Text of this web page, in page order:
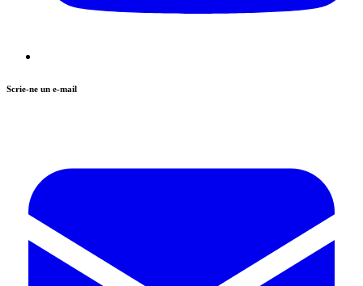
Scrie-ne un e-mail